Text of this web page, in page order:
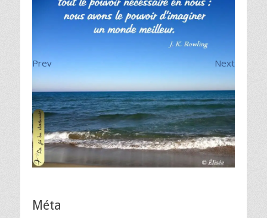
Prev Next
Méta